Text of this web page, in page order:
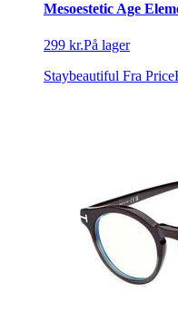
Mesoestetic Age
299 kr.På lager
Staybeautiful Fra